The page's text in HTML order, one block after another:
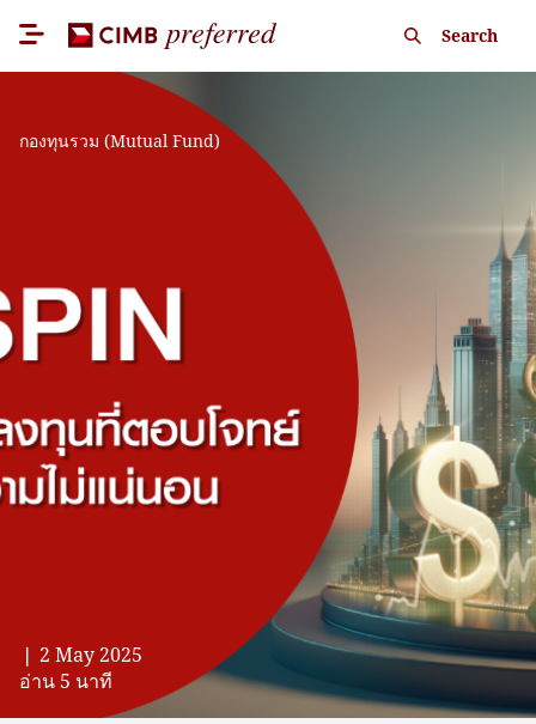
Search
กองทุนรวม (Mutual Fund)
❘ 2 May 2025
อ่าน 5 นาที